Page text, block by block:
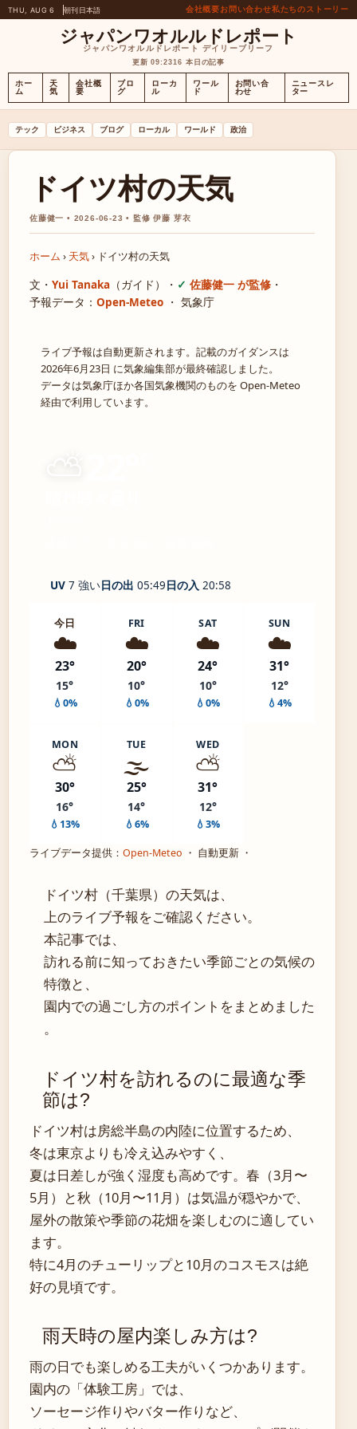
THU, AUG 6 朝刊日本語 会社概要お問い合わせ私たちのストーリー
ジャパンワオルルドレポート
ジャパンワオルルドレポート デイリーブリーフ
更新 09:2316 本日の記事
ホー
ム
天
気
会社概
要
ブロ
グ
ローカ
ル
ワール
ド
お問い合
わせ
ニュースレ
ター
テック ビジネス ブログ ローカル ワールド 政治
ドイツ村の天気
佐藤健一 • 2026-06-23 • 監修 伊藤 芽衣
ホーム › 天気› ドイツ村の天気
文・ Yui Tanaka （ガイド） ・ 佐藤健一 が監修 ・
予報データ： Open-Meteo ・ 気象庁
ライブ予報は自動更新されます。記載のガイダンスは
2026年6月23日 に気象編集部が最終確認しました。
データは気象庁ほか各国気象機関のものを Open-Meteo
経由で利用しています。
UV 7 強い日の出 05:49日の入 20:58
今日
☁️
23°
15°
💧0%
FRI
☁️
20°
10°
💧0%
SAT
☁️
24°
10°
💧0%
SUN
☁️
31°
12°
💧4%
MON
⛅
30°
16°
💧13%
TUE
🌫️
25°
14°
💧6%
WED
⛅
31°
12°
💧3%
ライブデータ提供： Open-Meteo ・ 自動更新 ・
ドイツ村（千葉県）の天気は、
上のライブ予報をご確認ください。
本記事では、
訪れる前に知っておきたい季節ごとの気候の
特徴と、
園内での過ごし方のポイントをまとめました
。
ドイツ村を訪れるのに最適な季
節は?
ドイツ村は房総半島の内陸に位置するため、
冬は東京よりも冷え込みやすく、
夏は日差しが強く湿度も高めです。春（3月〜
5月）と秋（10月〜11月）は気温が穏やかで、
屋外の散策や季節の花畑を楽しむのに適してい
ます。
特に4月のチューリップと10月のコスモスは絶
好の見頃です。
雨天時の屋内楽しみ方は?
雨の日でも楽しめる工夫がいくつかあります。
園内の「体験工房」では、
ソーセージ作りやバター作りなど、